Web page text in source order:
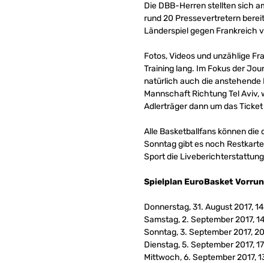
Die DBB-Herren stellten sich
rund 20 Pressevertretern
Länderspiel gegen Frankreich
Fotos, Videos und unzählige
Training lang. Im Fokus der
natürlich auch die anstehende
Mannschaft Richtung Tel
Adlerträger dann um das
Alle Basketballfans können
Sonntag gibt es noch
Sport die
Spielplan EuroBasket
Donnerstag, 31. August 2017,
Samstag, 2. September 2017,
Sonntag, 3. September 2017,
Dienstag, 5. September 2017,
Mittwoch, 6. September 2017,